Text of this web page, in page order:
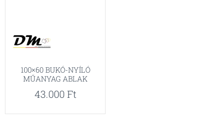
100×60 BUKÓ-NYÍLÓ
MŰANYAG ABLAK
43.000 Ft